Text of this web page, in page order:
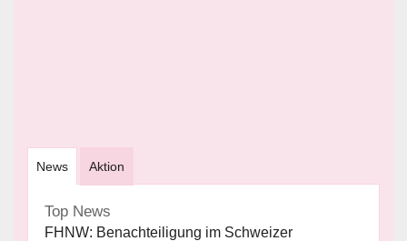
News Aktion
Top News
FHNW: Benachteiligung im Schweizer